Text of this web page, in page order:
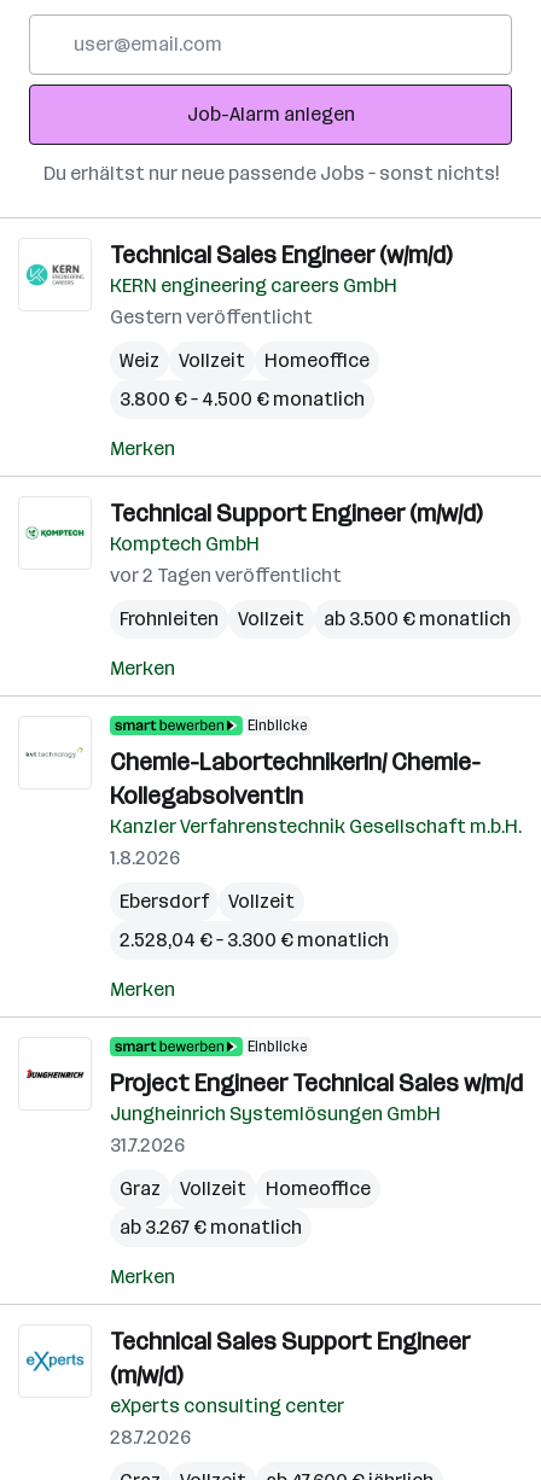
Adresse
Job-Alarm anlegen
Du erhältst nur neue passende Jobs – sonst nichts!
Technical Sales Engineer (w/m/d)
KERN engineering careers GmbH
Gestern veröffentlicht
Weiz
Vollzeit
Homeoffice
3.800 € – 4.500 € monatlich
Merken
Technical Support Engineer (m/w/d)
Komptech GmbH
vor 2 Tagen veröffentlicht
Frohnleiten
Vollzeit ab 3.500 € monatlich
Merken
Einblicke
Chemie-LabortechnikerIn/ Chemie-
KollegabsolventIn
Kanzler Verfahrenstechnik Gesellschaft m.b.H.
1.8.2026
Ebersdorf
Vollzeit
2.528,04 € – 3.300 € monatlich
Merken
Einblicke
Project Engineer Technical Sales w/m/d
Jungheinrich Systemlösungen GmbH
31.7.2026
Graz
Vollzeit
Homeoffice
ab 3.267 € monatlich
Merken
Technical Sales Support Engineer
(m/w/d)
eXperts consulting center
28.7.2026